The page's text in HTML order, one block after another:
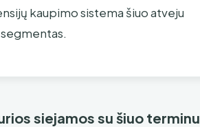
kaupimo sistema šiuo atveju
siejamos su šiuo terminu